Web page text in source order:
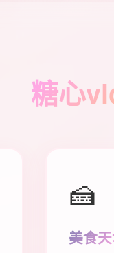
糖心
🍰
美食